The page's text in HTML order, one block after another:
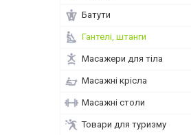
Батути
Гантелі, штанги
Масажери для тіла
Масажні крісла
Масажні столи
Товари для туризму